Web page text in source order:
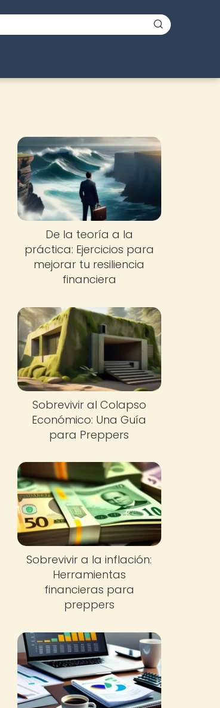
De la teoría a la
práctica: Ejercicios para
mejorar tu resiliencia
financiera
Sobrevivir al Colapso
Económico: Una Guía
para Preppers
Sobrevivir a la inflación:
Herramientas
financieras para
preppers